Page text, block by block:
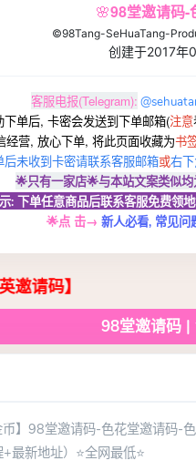
🌸98堂邀请码-
©98Tang-SeHuaTang-
创建于2017年
客服电报(Telegram):
下单后, 卡密会发送到下单邮箱(注意
经营, 放心下单, 将此页面收藏为书
后未收到卡密请联系客服邮箱或右
🌟只有一家店🌟与本站文案类似
: 下单任意商品后联系客服免费领
🌟点 击→ 新人必看, 常见问
】
98堂邀请码 |
币】98堂邀请码-色花堂邀请码-色
最新地址）⭐全网最低⭐